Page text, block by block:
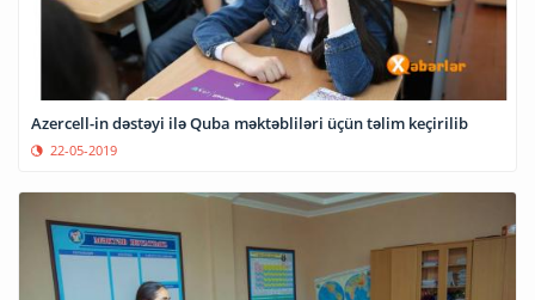
Azercell-in dəstəyi ilə Quba məktəbliləri üçün təlim keçirilib
22-05-2019